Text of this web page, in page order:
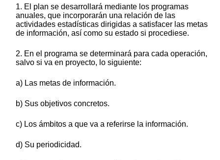
1. El plan se desarrollará mediante los programas
anuales, que incorporarán una relación de las
actividades estadísticas dirigidas a satisfacer las metas
de información, así como su estado si procediese.
2. En el programa se determinará para cada operación,
salvo si va en proyecto, lo siguiente:
a) Las metas de información.
b) Sus objetivos concretos.
c) Los ámbitos a que va a referirse la información.
d) Su periodicidad.